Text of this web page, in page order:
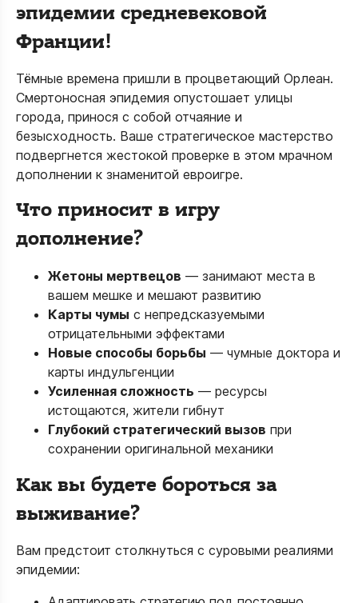
эпидемии средневековой
Франции!
Тёмные времена пришли в процветающий Орлеан.
Смертоносная эпидемия опустошает улицы
города, принося с собой отчаяние и
безысходность. Ваше стратегическое мастерство
подвергнется жестокой проверке в этом мрачном
дополнении к знаменитой евроигре.
Что приносит в игру
дополнение?
Жетоны мертвецов — занимают места в
вашем мешке и мешают развитию
Карты чумы с непредсказуемыми
отрицательными эффектами
Новые способы борьбы — чумные доктора и
карты индульгенции
Усиленная сложность — ресурсы
истощаются, жители гибнут
Глубокий стратегический вызов при
сохранении оригинальной механики
Как вы будете бороться за
выживание?
Вам предстоит столкнуться с суровыми реалиями
эпидемии: